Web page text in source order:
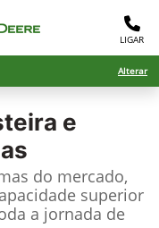
LIGAR
Alterar
e
do mercado,
superior
a jornada de